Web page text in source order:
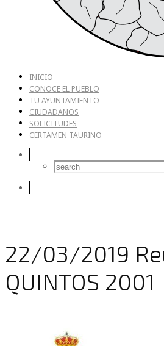
INICIO
CONOCE EL PUEBLO
TU AYUNTAMIENTO
CIUDADANOS
SOLICITUDES
CERTAMEN TAURINO
22/03/2019
QUINTOS 2001